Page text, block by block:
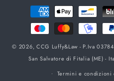
Metodi
pagamento
© 2026, CCG Luffy&Law - P.Iva
San Salvatore di Fitalia (ME) -
Termini e condizioni